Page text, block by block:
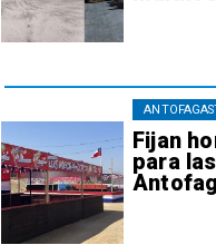
Fijan
para